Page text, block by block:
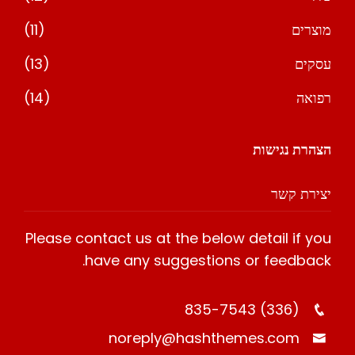
מוצרים
(11)
עסקים
(13)
רפואה
(14)
הצהרת נגישות
יצירת קשר
Please contact us at the below detail if you
have any suggestions or feedback.
(336) 835-7543
noreply@hashthemes.com